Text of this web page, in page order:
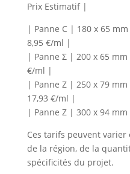
Prix Estimatif |
| Panne C | 180 x 65
8,95 €/ml |
| Panne Σ | 200 x 65
€/ml |
| Panne Z | 250 x 79
17,93 €/ml |
| Panne Z | 300 x 94
Ces tarifs peuvent
de la région, de la
spécificités du projet.